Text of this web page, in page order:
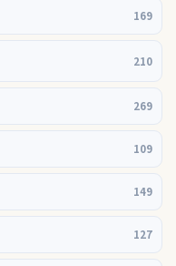
169
210
269
109
149
127